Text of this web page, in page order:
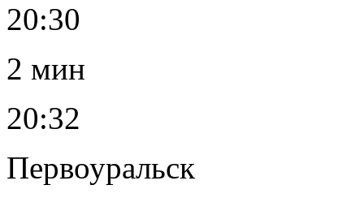
20:30
2 мин
20:32
Первоуральск